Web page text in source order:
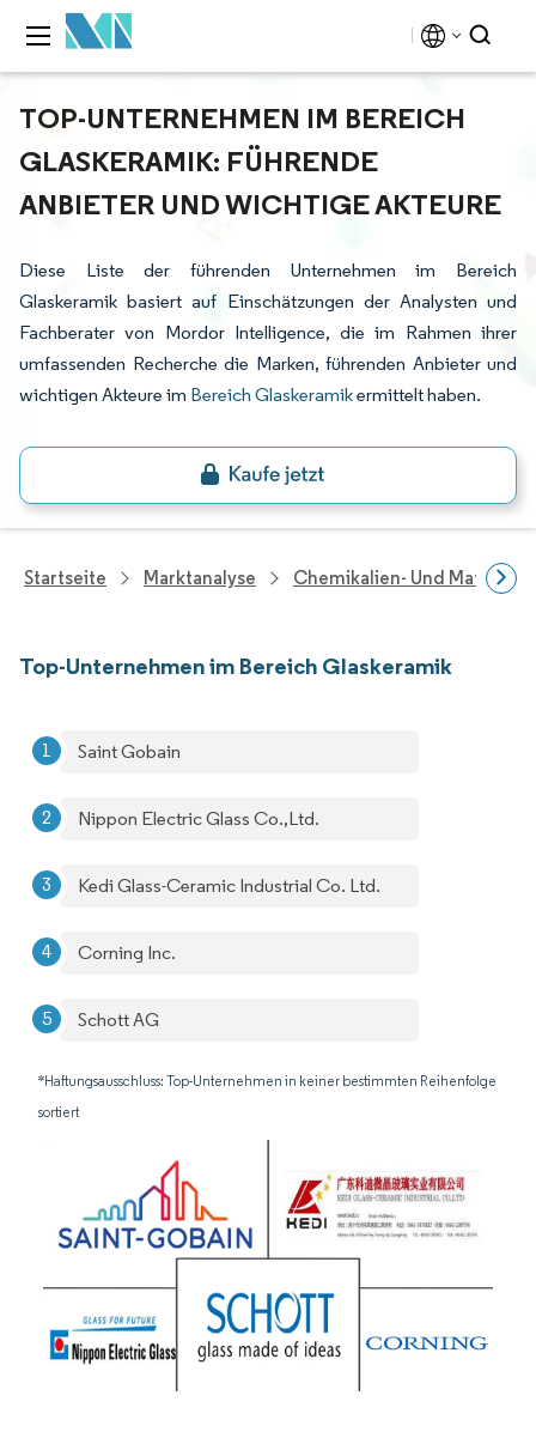
TOP-UNTERNEHMEN IM BEREICH
GLASKERAMIK: FÜHRENDE
ANBIETER UND WICHTIGE AKTEURE
Diese Liste der führenden Unternehmen im Bereich
Glaskeramik basiert auf Einschätzungen der Analysten und
Fachberater von Mordor Intelligence, die im Rahmen ihrer
umfassenden Recherche die Marken, führenden Anbieter und
wichtigen Akteure im Bereich Glaskeramikermittelt haben.
Startseite Marktanalyse Chemikalien- Und
Top-Unternehmen im Bereich Glaskeramik
Saint Gobain
Nippon Electric Glass Co.,Ltd.
Kedi Glass-Ceramic Industrial Co. Ltd.
Corning Inc.
Schott AG
*Haftungsausschluss: Top-Unternehmen in keiner bestimmten Reihenfolge
sortiert